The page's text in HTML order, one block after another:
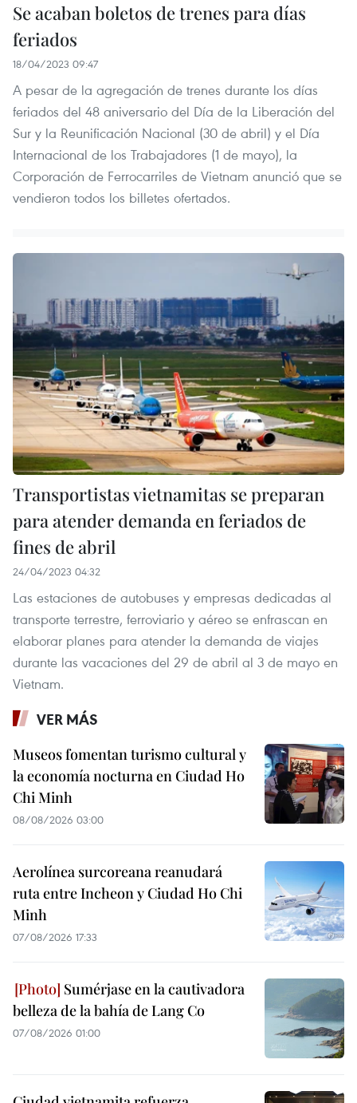
Se acaban boletos de trenes para días
feriados
18/04/2023 09:47
A pesar de la agregación de trenes durante los días
feriados del 48 aniversario del Día de la Liberación del
Sur y la Reunificación Nacional (30 de abril) y el Día
Internacional de los Trabajadores (1 de mayo), la
Corporación de Ferrocarriles de Vietnam anunció que se
vendieron todos los billetes ofertados.
Transportistas vietnamitas se preparan
para atender demanda en feriados de
fines de abril
24/04/2023 04:32
Las estaciones de autobuses y empresas dedicadas al
transporte terrestre, ferroviario y aéreo se enfrascan en
elaborar planes para atender la demanda de viajes
durante las vacaciones del 29 de abril al 3 de mayo en
Vietnam.
VER MÁS
Museos fomentan turismo cultural y
la economía nocturna en Ciudad Ho
Chi Minh
08/08/2026 03:00
Aerolínea surcoreana reanudará
ruta entre Incheon y Ciudad Ho Chi
Minh
07/08/2026 17:33
Sumérjase en la cautivadora
belleza de la bahía de Lang Co
07/08/2026 01:00